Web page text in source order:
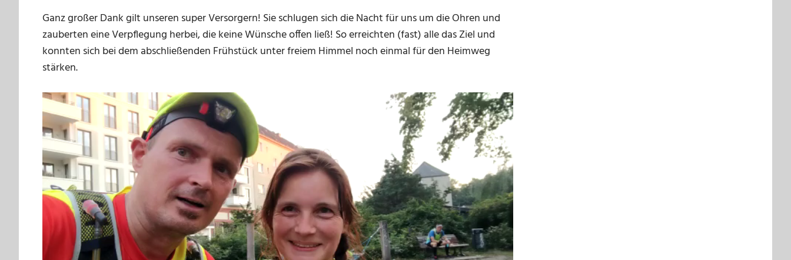
Ganz großer Dank gilt unseren super Versorgern! Sie schlugen sich die Nacht für uns um die Ohren und
zauberten eine Verpflegung herbei, die keine Wünsche offen ließ! So erreichten (fast) alle das Ziel und
konnten sich bei dem abschließenden Frühstück unter freiem Himmel noch einmal für den Heimweg
stärken.